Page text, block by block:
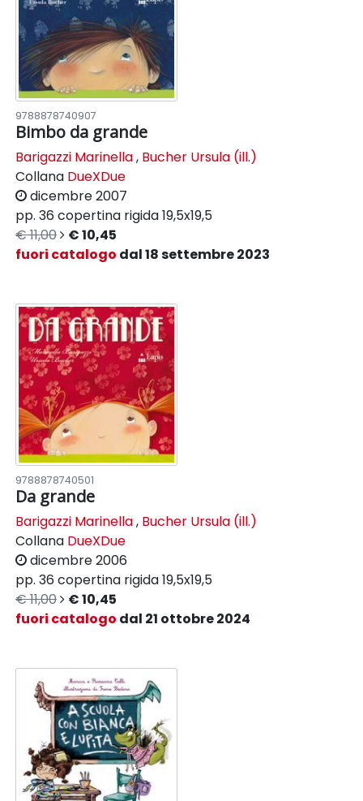
9788878740907
Bimbo da grande
Barigazzi Marinella, Bucher Ursula (ill.)
Collana DueXDue
dicembre 2007
pp. 36 copertina rigida19,5x19,5
€ 11,00
€ 10,45
fuori catalogo dal 18 settembre 2023
9788878740501
Da grande
Barigazzi Marinella, Bucher Ursula (ill.)
Collana DueXDue
dicembre 2006
pp. 36 copertina rigida19,5x19,5
€ 11,00
€ 10,45
fuori catalogo dal 21 ottobre 2024